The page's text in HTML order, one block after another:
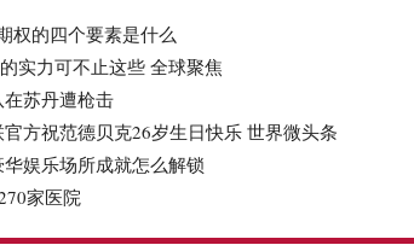
权的四个要素是什么
实力可不止这些 全球聚焦
苏丹遭枪击
方祝范德贝克26岁生日快乐 世界微头条
娱乐场所成就怎么解锁
家医院